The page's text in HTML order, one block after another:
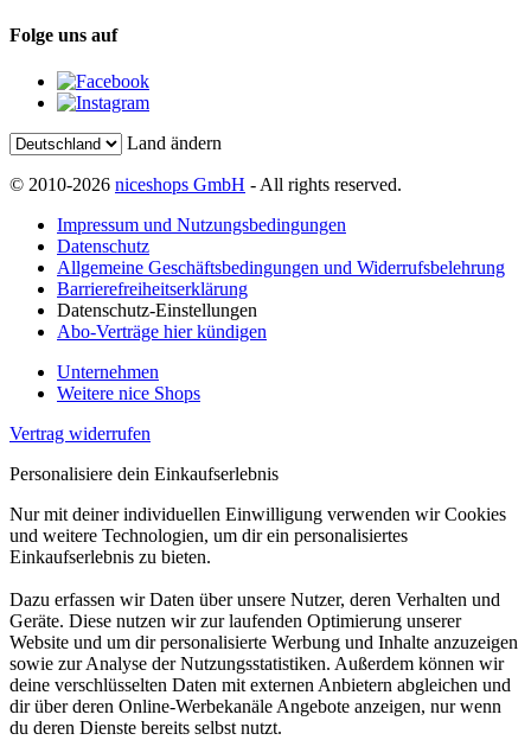
Folge uns auf
Land ändern
© 2010-2026 niceshops GmbH - All rights reserved.
Impressum und Nutzungsbedingungen
Datenschutz
Allgemeine Geschäftsbedingungen und Widerrufsbelehrung
Barrierefreiheitserklärung
Datenschutz-Einstellungen
Abo-Verträge hier kündigen
Unternehmen
Weitere nice Shops
Vertrag widerrufen
Personalisiere dein Einkaufserlebnis
Nur mit deiner individuellen Einwilligung verwenden wir Cookies
und weitere Technologien, um dir ein personalisiertes
Einkaufserlebnis zu bieten.
Dazu erfassen wir Daten über unsere Nutzer, deren Verhalten und
Geräte. Diese nutzen wir zur laufenden Optimierung unserer
Website und um dir personalisierte Werbung und Inhalte anzuzeigen
sowie zur Analyse der Nutzungsstatistiken. Außerdem können wir
deine verschlüsselten Daten mit externen Anbietern abgleichen und
dir über deren Online-Werbekanäle Angebote anzeigen, nur wenn
du deren Dienste bereits selbst nutzt.